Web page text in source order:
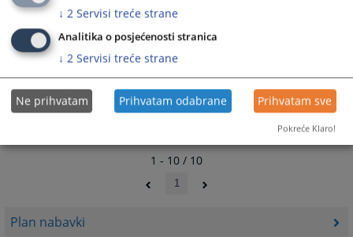
Plan nabavki
16.02.2018.
Plan javnih nabavki za 2018.godinu
1 - 10 / 10
1
↓ 2 Servisi treće strane
Analitika o posjećenosti stranica
↓ 2 Servisi treće strane
Ne prihvatam Prihvatam odabrane Prihvatam sve
Pokreće Klaro!